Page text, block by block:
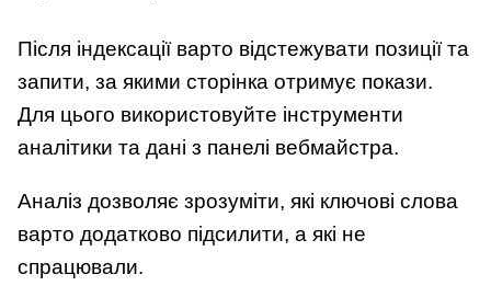
Після індексації варто відстежувати позиції та
запити, за якими сторінка отримує покази.
Для цього використовуйте інструменти
аналітики та дані з панелі вебмайстра.
Аналіз дозволяє зрозуміти, які ключові слова
варто додатково підсилити, а які не
спрацювали.